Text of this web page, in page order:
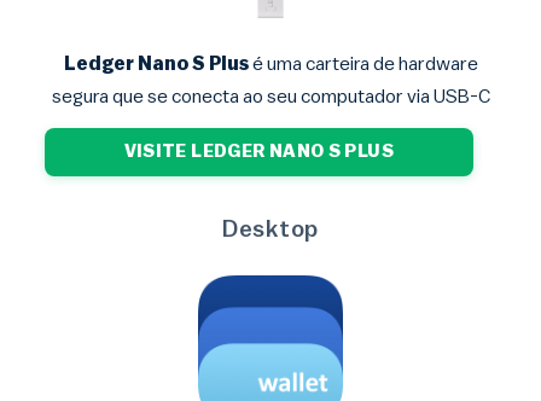
Ledger Nano S Plusé uma carteira de hardware
segura que se conecta ao seu computador via USB-C
VISITE LEDGER NANO S PLUS
Desktop